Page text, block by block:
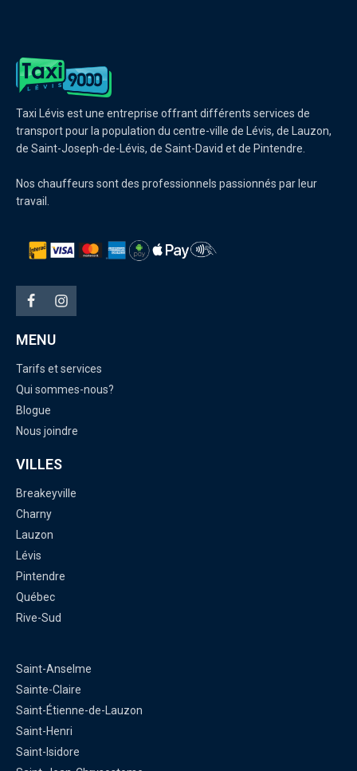
Taxi Lévis est une entreprise offrant différents services de
transport pour la population du centre-ville de Lévis, de Lauzon,
de Saint-Joseph-de-Lévis, de Saint-David et de Pintendre.
Nos chauffeurs sont des professionnels passionnés par leur
travail.
MENU
Tarifs et services
Qui sommes-nous?
Blogue
Nous joindre
VILLES
Breakeyville
Charny
Lauzon
Lévis
Pintendre
Québec
Rive-Sud
Saint-Anselme
Sainte-Claire
Saint-Étienne-de-Lauzon
Saint-Henri
Saint-Isidore